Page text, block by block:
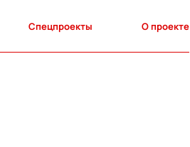
Спецпроекты О проекте